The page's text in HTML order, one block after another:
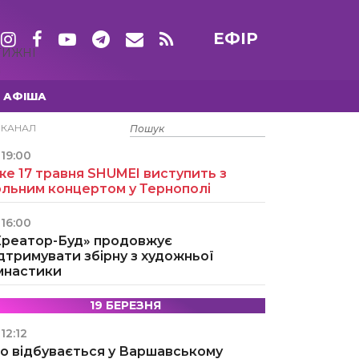
ЕФІР
АФІША
15 ТРАВНЯ
19:00
17 травня SHUMEI виступить з
концертом у Тернополі
16:00
Буд» продовжує
збірну з художньої
19 БЕРЕЗНЯ
12:12
відбувається у Варшавському